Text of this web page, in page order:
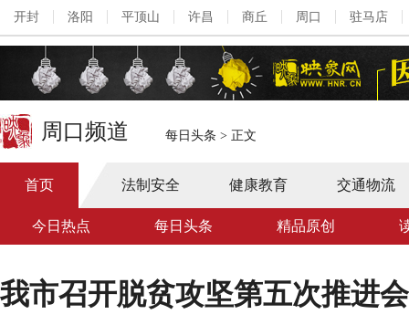
开封 洛阳 平顶山 许昌 商丘 周口 驻马店
周口频道 每日头条 > 正文
首页 法制安全 健康教育 交通物流
今日热点 每日头条 精品原创
我市召开脱贫攻坚第五次推进会